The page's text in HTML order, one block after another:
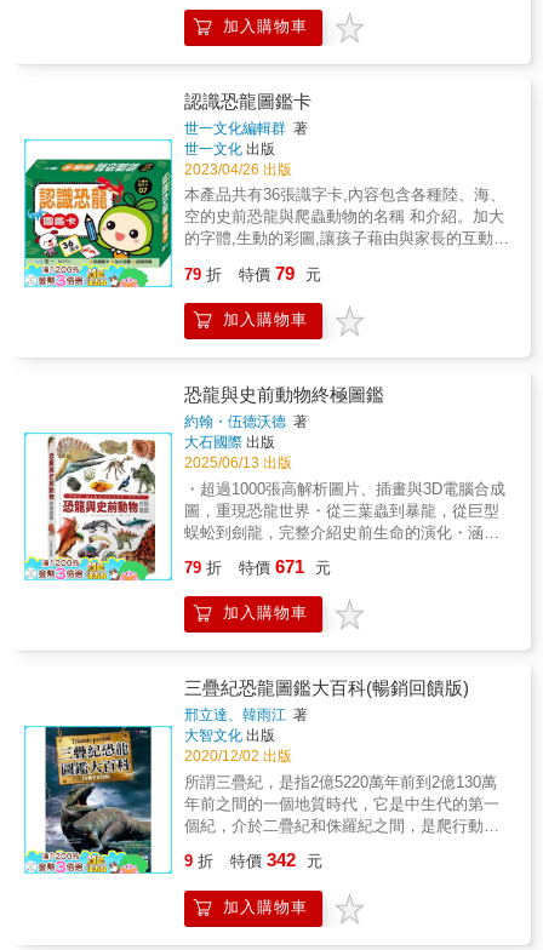
量戰勝對手的最終王者，究竟是誰和誰？ 暴龍
恐爪龍VS食蜥王龍狼蜥獸；山東龍三角龍VS鐮
廷龍食肉牛龍；南方巨獸龍葡萄園龍VS腕龍甲
龍；巨盜龍猶他盜龍VS無齒翼龍棘龍；角鼻龍
美甲龍VS鯊齒龍厚頭龍&hellip;&hellip; 《最強
王圖鑑》系列的首次對戰淘汰賽，主角為遠古
時期的恐龍霸主們，當時經歷了一場場激烈的
戰鬥，最後選出恐龍中的最強王者。接著，在
舉辦了動物、昆蟲、妖怪、幻獸、水中生物、
龍族、英雄等許許多多的競賽後，主辦單位又
將目光轉回恐龍身上，並找來其他遠古生物，
配，組成16組戰隊，以二對二的方式進行對戰
淘汰賽，除了對戰方式有所改變外，戰力更是
大幅提升，過程精采可期。究竟，哪組戰隊可
以發揮最佳團隊默契，贏得最後的勝利呢？
書中內容是根據最新的化石研究資訊及文獻記
載等，加以想像後描繪出恐龍及遠古生物的樣
貌，再進一步研究牠們的各項能力，模擬出各
種對戰場面。閱讀過程中可以了解牠們的外貌
特徵、武器、特殊能力、攻擊技巧等。 除
了32位參賽者對戰的震撼場面，書中還根據力
量、攻擊力、防禦力、耐力、爆發力、速度、
智慧、凶暴性，製作出各項「排行榜」，讓牠
們的各項能力更加一目了然。 準備好了
嗎？翻開書本，一起觀賞跨越時間與空間的恐
龍戰隊大決鬥！雖然書中所有畫面都是想像出
的地方真實上演，誰知道呢？ 書籍特色： ★不
同種類的遠古生物及恐龍首次並肩作戰，展開
王者之爭。 ★根據古生物學研究資料推測，經
想像而描繪出的戰鬥場景。 ★詳加介紹32種恐
龍及遠古生物的特徵、攻擊與防禦絕招！ ★結
合知識與想像力的圖鑑書，滿足對神祕恐龍的
好奇心！
加入購物車
認識恐龍圖鑑卡
世一文化編輯群 著
世一文化 出版
2023/04/26 出版
本產品共有36張識字卡,內容包含各種陸、海、
空的史前恐龍與爬蟲動物的名稱 和介紹。加大
的字體,生動的彩圖,讓孩子藉由與家長的互動,
蟲動物,是幼兒入學前的最佳輔助教具。
79 折 特價 79 元
加入購物車
恐龍與史前動物終極圖鑑
約翰・伍德沃德 著
大石國際 出版
2025/06/13 出版
・超過1000張高解析圖片、插畫與3D電腦合成
圖，重現恐龍世界・從三葉蟲到暴龍，從巨型
蜈蚣到劍龍，完整介紹史前生命的演化・涵蓋
類別生物・結合圖解＋資訊方塊＋知識小百
科，輕鬆吸收不費力・每頁都有重點資料：體
型、食性、年代、特徵一目了然・與美國史密
寶典！與史密森尼學會合作，專為9到12歲兒童
打造的超震撼恐龍百科，圖文並茂、深入淺
出，滿足每一位恐龍迷的好奇心！你知道嗎？
考古學家最近發現了一隻1億1000萬年老的「結
節龍」，還有一些帶羽毛的恐龍在中國出土！
這本圖鑑將帶領你穿越時空，認識這些神祕又
奇妙的史前生物。從致命的暴龍、溫和的梁龍
到有盔甲的遠古魚類、巨型馬陸和可怕的史前
鯊魚，這本精采絕倫的恐龍百科不僅收錄化石
生物的樣貌，是每位熱愛恐龍的孩子不可錯過
的珍貴圖鑑。本書內容涵蓋各類史前生命，從
79 折 特價 671 元
加入購物車
三疊紀恐龍圖鑑大百科(暢銷回饋版)
邢立達、韓雨江 著
大智文化 出版
2020/12/02 出版
所謂三疊紀，是指2億5220萬年前到2億130萬
年前之間的一個地質時代，它是中生代的第一
個紀，介於二疊紀和侏羅紀之間，是爬行動物
1834年弗里德里希&bull;馮&bull;阿爾伯提起
的，他將這段時間白色的石灰岩、紅色的沙岩
以及黑色的頁岩這樣的三層岩石層統稱為三疊
9 折 特價 342 元
加入購物車